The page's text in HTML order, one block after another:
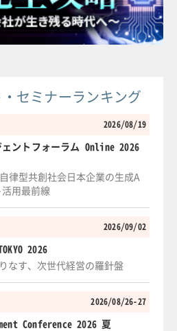
セミナーランキング
2026/08/19
ントフォーラム Online 2026
律型共創社会日本企業の生成A
用最前線
2026/09/02
2026
なす、次世代経営の羅針盤
2026/08/26-27
Conference 2026 夏